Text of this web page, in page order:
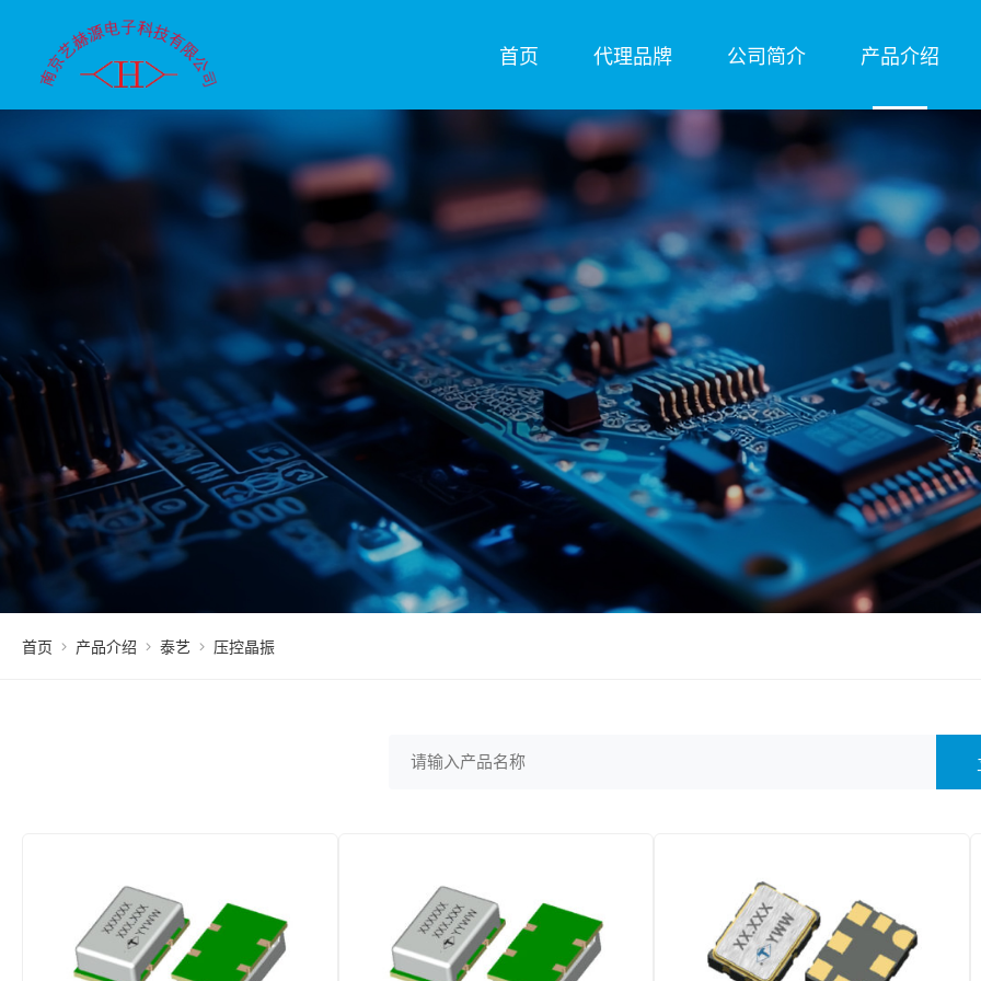
首页 代理品牌 公司简介 产品介绍
首页 产品介绍 泰艺 压控晶振